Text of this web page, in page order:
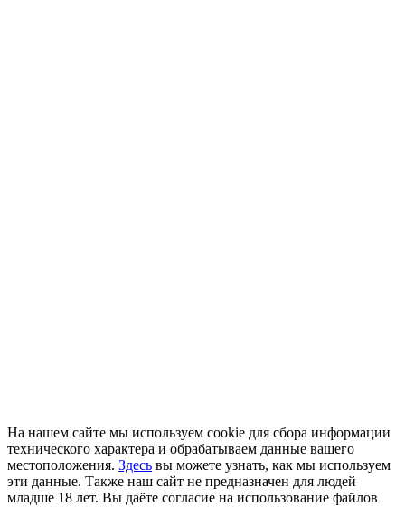
На нашем сайте мы используем cookie для сбора информации
технического характера и обрабатываем данные вашего
местоположения. Здесь вы можете узнать, как мы используем
эти данные. Также наш сайт не предназначен для людей
младше 18 лет. Вы даёте согласие на использование файлов